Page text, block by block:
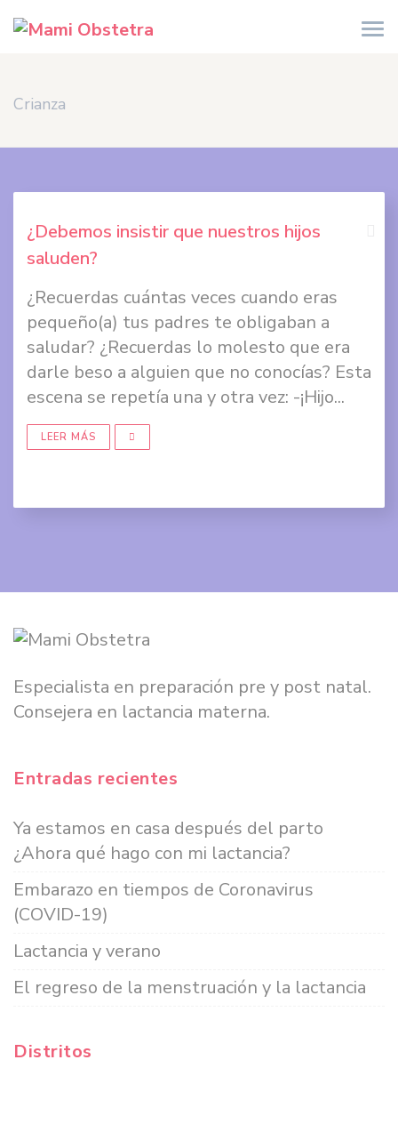
Crianza
¿Debemos insistir que nuestros hijos
saluden?
¿Recuerdas cuántas veces cuando eras
pequeño(a) tus padres te obligaban a
saludar? ¿Recuerdas lo molesto que era
darle beso a alguien que no conocías? Esta
escena se repetía una y otra vez: -¡Hijo...
LEER MÁS
Especialista en preparación pre y post natal.
Consejera en lactancia materna.
Entradas recientes
Ya estamos en casa después del parto
¿Ahora qué hago con mi lactancia?
Embarazo en tiempos de Coronavirus
(COVID-19)
Lactancia y verano
El regreso de la menstruación y la lactancia
Distritos